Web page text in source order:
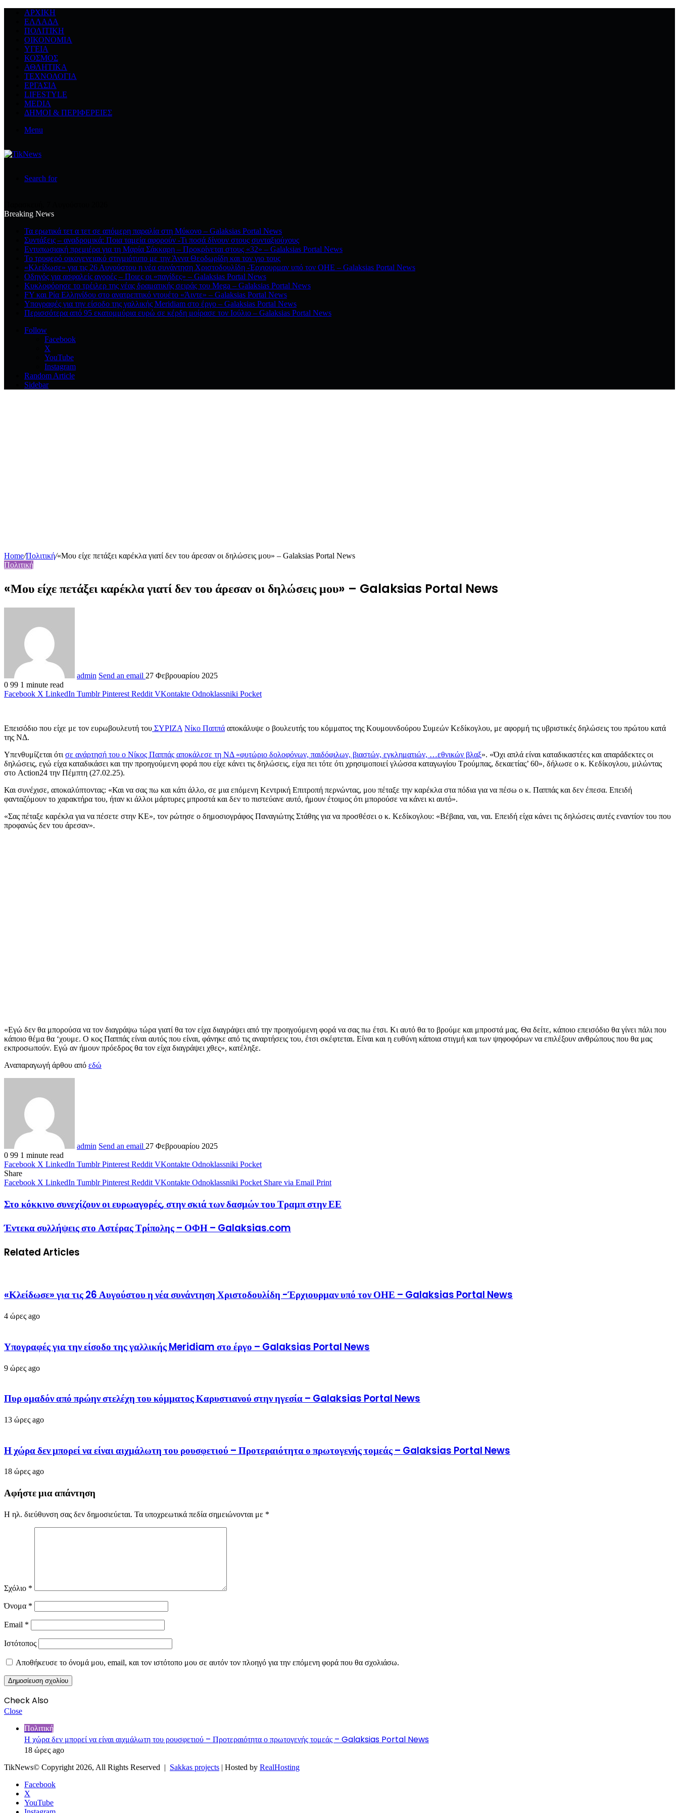
ΑΡΧΙΚΉ
ΕΛΛΆΔΑ
ΠΟΛΙΤΙΚΉ
ΟΙΚΟΝΟΜΊΑ
ΥΓΕΊΑ
ΚΌΣΜΟΣ
ΑΘΛΗΤΙΚΆ
ΤΕΧΝΟΛΟΓΙΆ
ΕΡΓΑΣΊΑ
LIFESTYLE
MEDIA
ΔΉΜΟΙ & ΠΕΡΙΦΈΡΕΙΕΣ
Menu
Search for
Breaking News
Τα ερωτικά τετ α τετ σε απόμερη παραλία στη Μύκονο – Galaksias Portal News
Συντάξεις – αναδρομικά: Ποια ταμεία αφορούν -Τι ποσά δίνουν στους συνταξιούχους
Εντυπωσιακή πρεμιέρα για τη Μαρία Σάκκαρη – Προκρίνεται στους «32» – Galaksias Portal News
Το τρυφερό οικογενειακό στιγμιότυπο με την Άννα Θεοδωρίδη και τον γιο τους
«Κλείδωσε» για τις 26 Αυγούστου η νέα συνάντηση Χριστοδουλίδη -Έρχιουρμαν υπό τον ΟΗΕ – Galaksias Portal News
Οδηγός για ασφαλείς αγορές – Ποιες οι «παγίδες» – Galaksias Portal News
Κυκλοφόρησε το τρέιλερ της νέας δραματικής σειράς του Mega – Galaksias Portal News
FY και Ρία Ελληνίδου στο ανατρεπτικό ντουέτο «Άιντε» – Galaksias Portal News
Υπογραφές για την είσοδο της γαλλικής Meridiam στο έργο – Galaksias Portal News
Περισσότερα από 95 εκατομμύρια ευρώ σε κέρδη μοίρασε τον Ιούλιο – Galaksias Portal News
Follow
Facebook
X
YouTube
Instagram
Random Article
Sidebar
Home/Πολιτική/«Μου είχε πετάξει καρέκλα γιατί δεν του άρεσαν οι δηλώσεις μου» – Galaksias Portal News
Πολιτική
«Μου είχε πετάξει καρέκλα γιατί δεν του άρεσαν οι δηλώσεις μου» – Galaksias Portal News
admin Send an email 27 Φεβρουαρίου 2025
0 99 1 minute read
Facebook X LinkedIn Tumblr Pinterest Reddit VKontakte Odnoklassniki Pocket
Επεισόδιο που είχε με τον ευρωβουλευτή του ΣΥΡΙΖΑ Νίκο Παππά αποκάλυψε ο βουλευτής του κόμματος της Κουμουνδούρου Συμεών Κεδίκογλου, με αφορμή τις υβριστικές δηλώσεις του πρώτου κατά
της ΝΔ.
Υπενθυμίζεται ότι σε ανάρτησή του ο Νίκος Παππάς αποκάλεσε τη ΝΔ «φυτώριο δολοφόνων, παιδόφιλων, βιαστών, εγκληματιών, …εθνικών βλαξ». «Όχι απλά είναι καταδικαστέες και απαράδεκτες οι
δηλώσεις, εγώ είχα καταδικάσει και την προηγούμενη φορά που είχε κάνει τις δηλώσεις, είχα πει τότε ότι χρησιμοποιεί γλώσσα καταγωγίου Τρούμπας, δεκαετίας’ 60», δήλωσε ο κ. Κεδίκογλου, μιλώντας
στο Action24 την Πέμπτη (27.02.25).
Και συνέχισε, αποκαλύπτοντας: «Και να σας πω και κάτι άλλο, σε μια επόμενη Κεντρική Επιτροπή περνώντας, μου πέταξε την καρέκλα στα πόδια για να πέσω ο κ. Παππάς και δεν έπεσα. Επειδή
φανταζόμουν το χαρακτήρα του, ήταν κι άλλοι μάρτυρες μπροστά και δεν το πιστεύανε αυτό, ήμουν έτοιμος ότι μπορούσε να κάνει κι αυτό».
«Σας πέταξε καρέκλα για να πέσετε στην ΚΕ», τον ρώτησε ο δημοσιογράφος Παναγιώτης Στάθης για να προσθέσει ο κ. Κεδίκογλου: «Βέβαια, ναι, ναι. Επειδή είχα κάνει τις δηλώσεις αυτές εναντίον του που
προφανώς δεν του άρεσαν».
«Εγώ δεν θα μπορούσα να τον διαγράψω τώρα γιατί θα τον είχα διαγράψει από την προηγούμενη φορά να σας πω έτσι. Κι αυτό θα το βρούμε και μπροστά μας. Θα δείτε, κάποιο επεισόδιο θα γίνει πάλι που
κάποιο θέμα θα ‘χουμε. Ο κος Παππάς είναι αυτός που είναι, φάνηκε από τις αναρτήσεις του, έτσι σκέφτεται. Είναι και η ευθύνη κάποια στιγμή και των ψηφοφόρων να επιλέξουν ανθρώπους που θα μας
εκπροσωπούν. Εγώ αν ήμουν πρόεδρος θα τον είχα διαγράψει χθες», κατέληξε.
Αναπαραγωγή άρθου από εδώ
admin Send an email 27 Φεβρουαρίου 2025
0 99 1 minute read
Facebook X LinkedIn Tumblr Pinterest Reddit VKontakte Odnoklassniki Pocket
Share
Facebook X LinkedIn Tumblr Pinterest Reddit VKontakte Odnoklassniki Pocket Share via Email Print
Στο κόκκινο συνεχίζουν οι ευρωαγορές, στην σκιά των δασμών του Τραμπ στην ΕΕ
Έντεκα συλλήψεις στο Αστέρας Τρίπολης – ΟΦΗ – Galaksias.com
Related Articles
«Κλείδωσε» για τις 26 Αυγούστου η νέα συνάντηση Χριστοδουλίδη -Έρχιουρμαν υπό τον ΟΗΕ – Galaksias Portal News
4 ώρες ago
Υπογραφές για την είσοδο της γαλλικής Meridiam στο έργο – Galaksias Portal News
9 ώρες ago
Πυρ ομαδόν από πρώην στελέχη του κόμματος Καρυστιανού στην ηγεσία – Galaksias Portal News
13 ώρες ago
Η χώρα δεν μπορεί να είναι αιχμάλωτη του ρουσφετιού – Προτεραιότητα ο πρωτογενής τομεάς – Galaksias Portal News
18 ώρες ago
Αφήστε μια απάντηση
Η ηλ. διεύθυνση σας δεν δημοσιεύεται. Τα υποχρεωτικά πεδία σημειώνονται με *
Σχόλιο *
Όνομα *
Email *
Ιστότοπος
Αποθήκευσε το όνομά μου, email, και τον ιστότοπο μου σε αυτόν τον πλοηγό για την επόμενη φορά που θα σχολιάσω.
Check Also
Close
Πολιτική
Η χώρα δεν μπορεί να είναι αιχμάλωτη του ρουσφετιού – Προτεραιότητα ο πρωτογενής τομεάς – Galaksias Portal News
18 ώρες ago
TikNews© Copyright 2026, All Rights Reserved | Sakkas projects | Hosted by RealHosting
Facebook
X
YouTube